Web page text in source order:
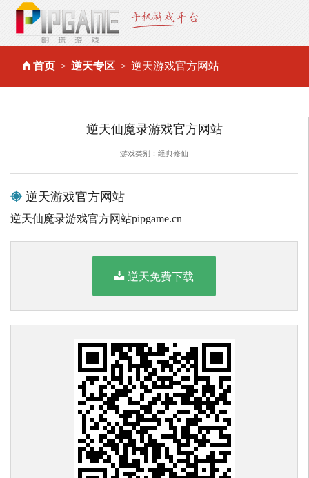
首页 逆天专区 逆天游戏官方网站
逆天仙魔录游戏官方网站
游戏类别：经典修仙
逆天游戏官方网站
逆天仙魔录游戏官方网站pipgame.cn
逆天免费下载